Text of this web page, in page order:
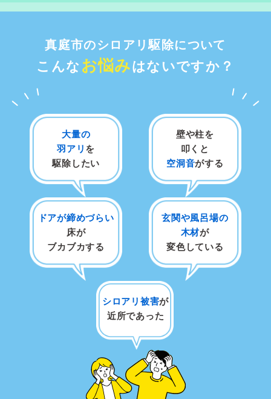
真庭市のシロアリ駆除について
こんな お悩みはないですか？
大量の
羽アリ を
駆除したい
壁や柱を
叩くと
空洞音がする
ドアが締めづらい
床が
ブカブカする
玄関や風呂場の
木材が
変色している
シロアリ被害が
近所であった